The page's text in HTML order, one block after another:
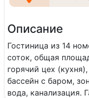
Описание
Гостиница из 14
соток, общая
горячий цех
бассейн с баром,
вода, канализация.